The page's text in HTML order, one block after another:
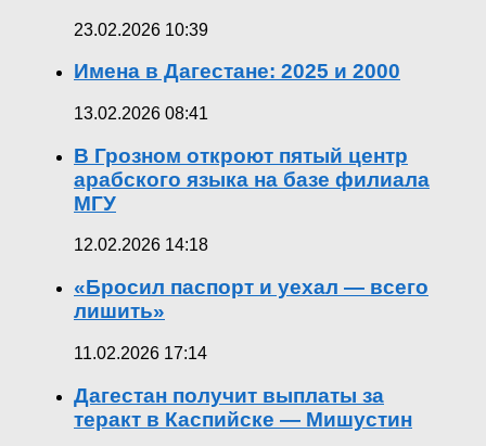
23.02.2026 10:39
Имена в Дагестане: 2025 и 2000
13.02.2026 08:41
В Грозном откроют пятый центр
арабского языка на базе филиала
МГУ
12.02.2026 14:18
«Бросил паспорт и уехал — всего
лишить»
11.02.2026 17:14
Дагестан получит выплаты за
теракт в Каспийске — Мишустин